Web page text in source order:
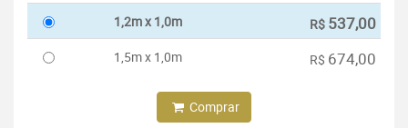
1,2m x 1,0m R$ 537,00
1,5m x 1,0m R$ 674,00
Comprar